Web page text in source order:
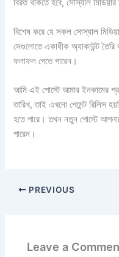
বিরত থাকতে হবে, সোস্যাল
বিশেষ করে যে সকল সোস্যাল
সেগুলোতে একাধীক অ্যাকাউন্ট
ফলাফল পেতে পারেন।
আমি এই পোস্টে আমার ইনকামের
তারিখ, তাই এখনো পেমেন্ট রিলিস
হতে পারে। তখন নতুন পোস্টে
পারেন।
PREVIOUS
Leave a